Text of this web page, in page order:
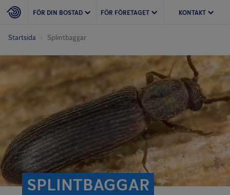
FÖR DIN BOSTAD FÖR FÖRETAGET KONTAKT
Startsida Splintbaggar
SPLINTBAGGAR